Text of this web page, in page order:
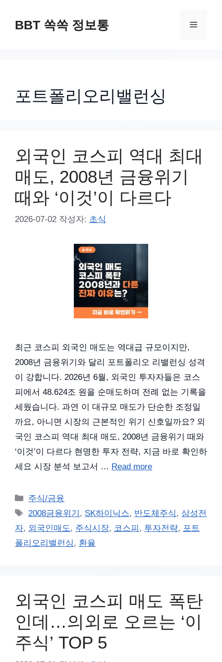
BBT 쏙쏙 정보통 메
포트폴리오리밸런싱
외국인 코스피 역대 최대
매도, 2008년 금융위기
때와 ‘이것’이 다르다
2026-07-02 작성자: 초식
최근 코스피 외국인 매도는 역대급 규모이지만,
2008년 금융위기와 달리 포트폴리오 리밸런싱 성격
이 강합니다. 2026년 6월, 외국인 투자자들은 코스
피에서 48.624조 원을 순매도하며 전례 없는 기록을
세웠습니다. 과연 이 대규모 매도가 단순한 조정일
까요, 아니면 시장의 근본적인 위기 신호일까요? 외
국인 코스피 역대 최대 매도, 2008년 금융위기 때와
‘이것’이 다르다 현명한 투자 전략, 지금 바로 확인하
세요 시장 분석 보고서 … Read more
카
테
리
주식/금융
태
그
2008금융위기 , SK하이닉스, 반도체주식, 삼성전
자, 외국인매도, 주식시장, 코스피 , 투자전략, 포트
폴리오리밸런싱, 환율
외국인 코스피 매도 폭탄
인데…의외로 오르는 ‘이
주식’ TOP 5